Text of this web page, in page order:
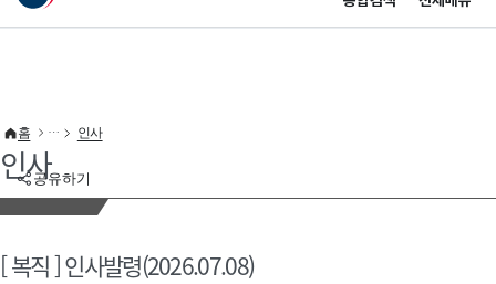
이 누리집은 대한민국 공식 전자정부 누리집입니다.
공유하기
홈 인사
인사
[ 복직 ] 인사발령(2026.07.08)